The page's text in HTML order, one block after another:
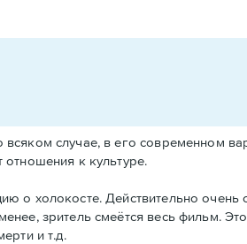
случае, в его современном
отношения к культуре.
о холокосте. Действительно
зритель смеётся весь фильм.
и т.д.